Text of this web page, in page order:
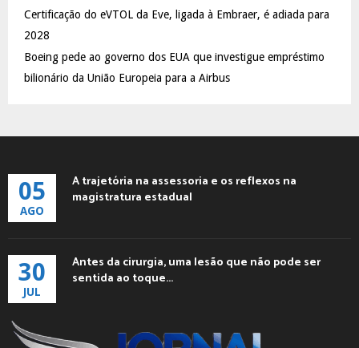
Certificação do eVTOL da Eve, ligada à Embraer, é adiada para
2028
Boeing pede ao governo dos EUA que investigue empréstimo
bilionário da União Europeia para a Airbus
05
AGO
A trajetória na assessoria e os reflexos na
magistratura estadual
30
JUL
Antes da cirurgia, uma lesão que não pode ser
sentida ao toque...